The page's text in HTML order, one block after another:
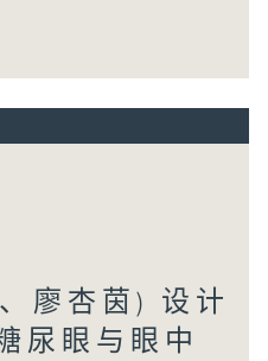
廖杏茵) 设计
尿眼与眼中